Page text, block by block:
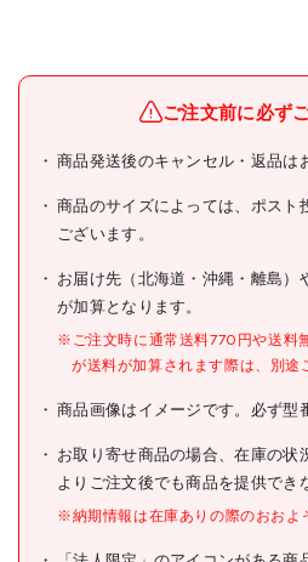
ブランド名
商品名
型式
JANコード
仕様
●
●
●
セット内容/付属品
ご注文前に必ず
商品発送後のキャンセル・返品は
商品のサイズによっては、ポスト
ございます。
お届け先（北海道・沖縄・離島）
が加算となります。
※ご注文時に通常送料770円や送料
が送料が加算されます際は、別途
商品画像はイメージです。必ず型
お取り寄せ商品の場合、在庫の状
よりご注文後でも商品を提供でき
※納期情報は在庫ありの際のおおよ